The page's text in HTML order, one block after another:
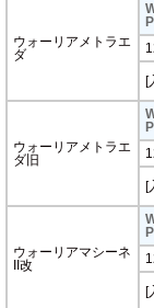
ウォーリアメトラエ
ダ
P
[
ウォーリアメトラエ
ダ旧
P
[
ウォーリアマシーネ
II改
P
[